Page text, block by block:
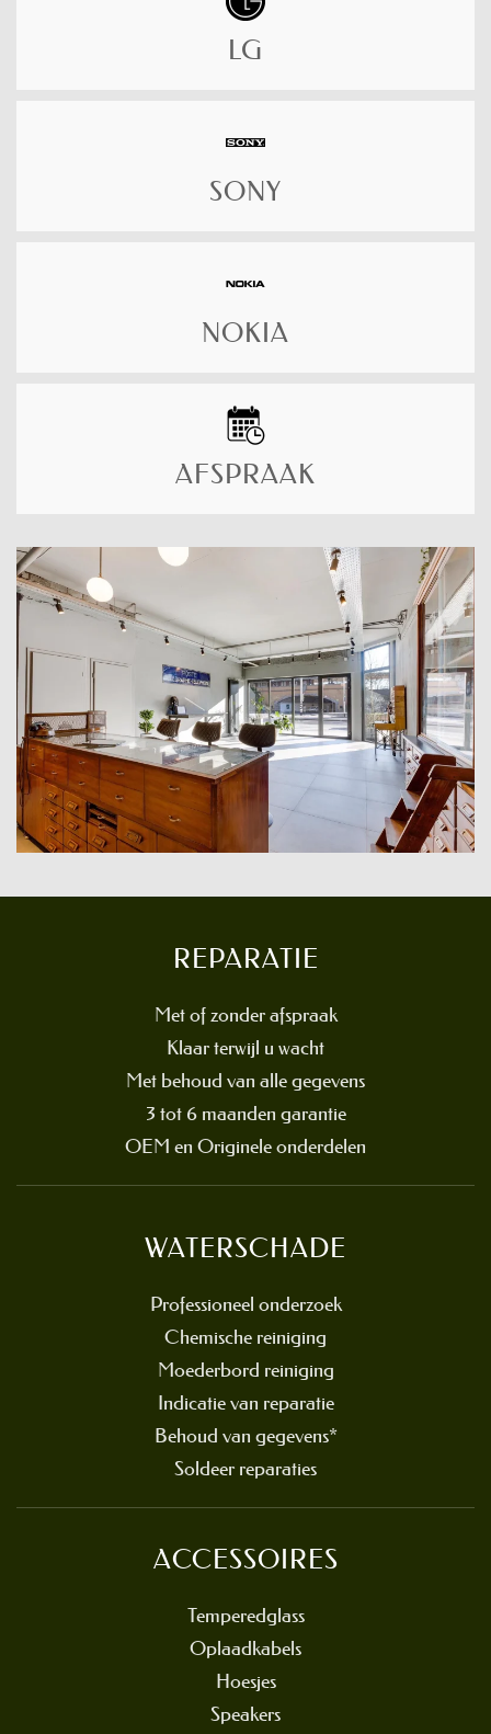
LG
SONY
NOKIA
AFSPRAAK
REPARATIE
Met of zonder afspraak
Klaar terwijl u wacht
Met behoud van alle gegevens
3 tot 6 maanden garantie
OEM en Originele onderdelen
WATERSCHADE
Professioneel onderzoek
Chemische reiniging
Moederbord reiniging
Indicatie van reparatie
Behoud van gegevens*
Soldeer reparaties
ACCESSOIRES
Temperedglass
Oplaadkabels
Hoesjes
Speakers